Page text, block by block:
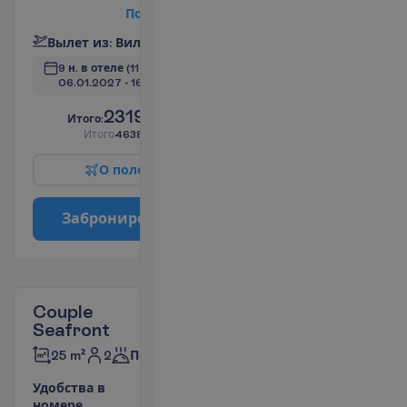
По
Вылет из: Вил
9 н. в отеле (11 н. всего)
06.01.2027 - 16.01.2027
Итого:2319.00
Итого4638.00
О поле
Заброниро
Couple
Seafront
25 m² 2 Полупансион
Удобства в